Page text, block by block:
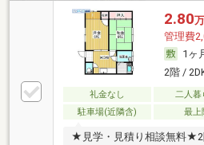
2.80
管理費
1ヶ
2階 /
礼金なし 二人暮
駐車場(近隣含)
最上
★見学・見積り相談無料★2